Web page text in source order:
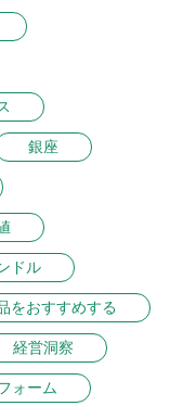
銀座
ドル
をおすすめする
経営洞察
ォーム